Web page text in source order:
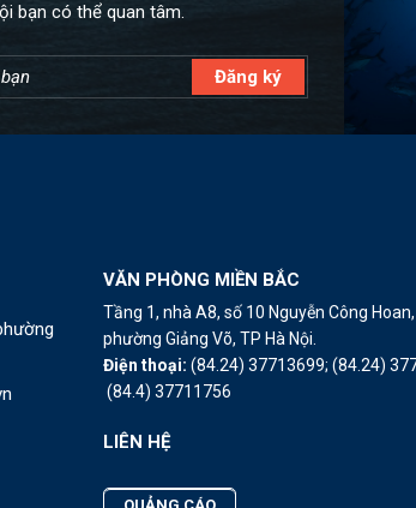
bạn có thể quan tâm.
VĂN PHÒNG MIỀN BẮC
Tầng 1, nhà A8, số 10 Nguyễn Công Hoan,
phường Giảng Võ, TP Hà Nội.
Điện thoại:(84.24) 37713699;(84.24)
(84.4) 37711756
LIÊN HỆ